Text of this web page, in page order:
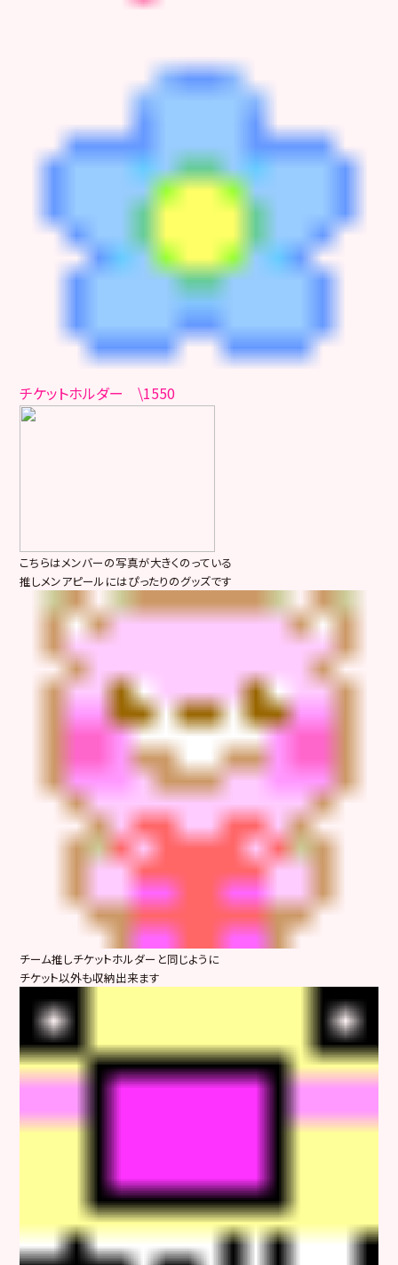
チケットホルダー \1550
こちらはメンバーの写真が大きくのっている
推しメンアピールにはぴったりのグッズです
チーム推しチケットホルダーと同じように
チケット以外も収納出来ます